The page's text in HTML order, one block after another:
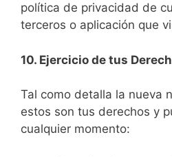
política de privacidad de
terceros o aplicación que
10. Ejercicio de tus
Tal como detalla la nueva
estos son tus derechos y
cualquier momento: